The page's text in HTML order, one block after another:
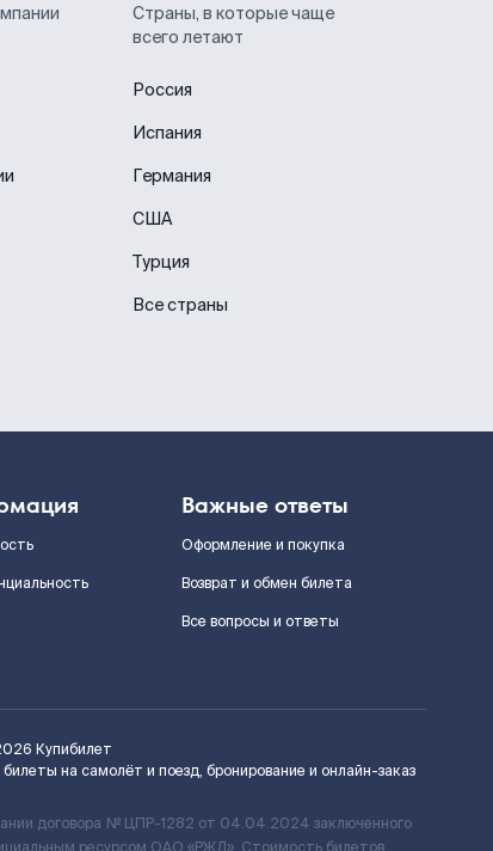
Страны, в которые чаще
всего летают
Россия
Испания
Германия
США
Турция
Все страны
Важные ответы
Оформление и покупка
Возврат и обмен билета
Все вопросы и ответы
Купибилет
на самолёт и поезд, бронирование и онлайн-заказ
договора № ЦПР-1282 от 04.04.2024 заключенного